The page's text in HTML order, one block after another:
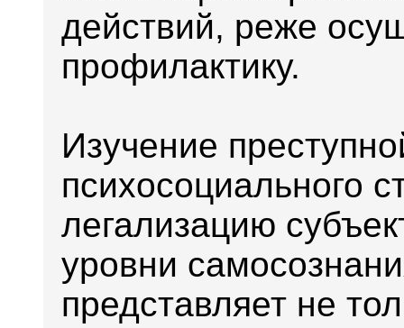
действий, реже
профилактику.
Изучение
психосоциального
легализацию
уровни
представляет не